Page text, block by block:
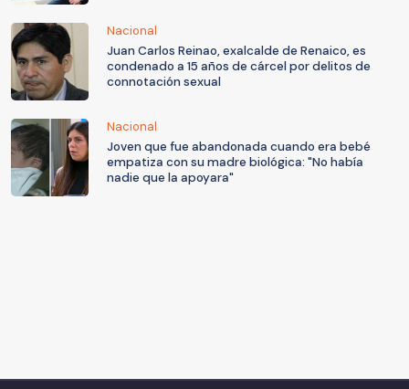
Nacional
Juan Carlos Reinao, exalcalde de Renaico, es
condenado a 15 años de cárcel por delitos de
connotación sexual
Nacional
Joven que fue abandonada cuando era bebé
empatiza con su madre biológica: "No había
nadie que la apoyara"